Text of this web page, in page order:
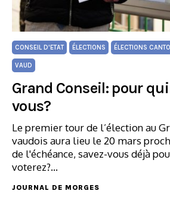
CONSEIL D'ETAT ÉLECTIONS ÉLECTIONS
VAUD
Grand Conseil: pour
vous?
Le premier tour de l’élection au
vaudois aura lieu le 20 mars
de l'échéance, savez-vous déjà
voterez?…
JOURNAL DE MORGES